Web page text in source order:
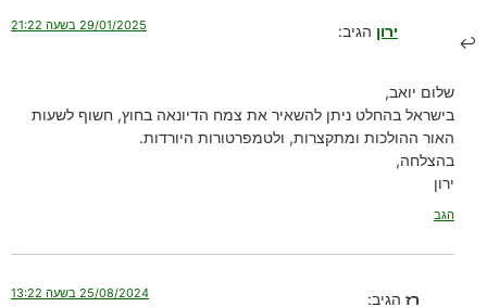
ירון הגיב: 29/01/2025 בשעה 21:22
שלום יואב,
בישראל בהחלט ניתן להשאיר את צמח הדיונאה בחוץ, חשוף לשעות
האור ההולכות ומתקצרות, ולטמפרטורות היורדות.
בהצלחה,
ירון
הגב
רז הגיב: 25/08/2024 בשעה 13:22